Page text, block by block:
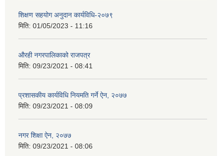
शिक्षण सहयोग अनुदान कार्यविधि-२०७९
मिति: 01/05/2023 - 11:16
औरही नगरपालिकाको राजपत्र
मिति: 09/23/2021 - 08:41
प्रशासकीय कार्यविधि नियमति गर्ने ऐन, २०७७
मिति: 09/23/2021 - 08:09
नगर शिक्षा ऐन, २०७७
मिति: 09/23/2021 - 08:06